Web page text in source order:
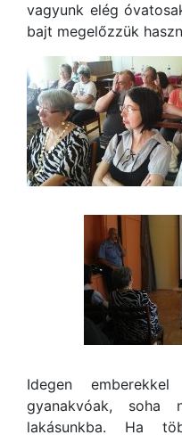
vagyunk elég
bajt megelőzzük
Idegen
gyanakvóak,
lakásunkba. Ha